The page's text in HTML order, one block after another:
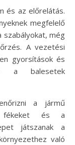
és az előrelátás.
megfelelő
szabályokat, még
A vezetési
gyorsítások és
a balesetek
a jármű
fékeket és a
játszanak a
való